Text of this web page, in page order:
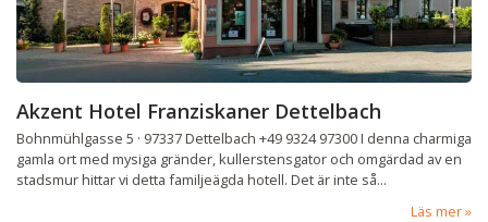
Akzent Hotel Franziskaner Dettelbach
Bohnmühlgasse 5 · 97337 Dettelbach +49 9324 97300 I denna charmiga
gamla ort med mysiga gränder, kullerstensgator och omgärdad av en
stadsmur hittar vi detta familjeägda hotell. Det är inte så...
Läs mer